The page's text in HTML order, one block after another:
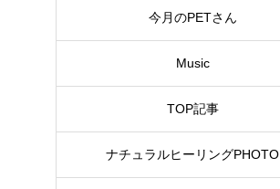
今月のPETさん
Music
TOP記事
ナチュラルヒーリングPHOTO